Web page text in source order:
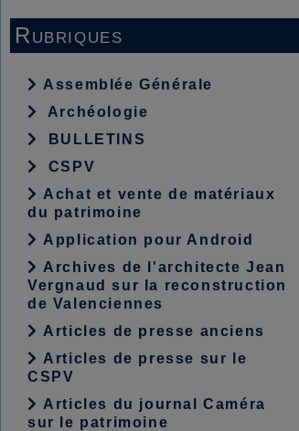
Rubriques
Assemblée Générale
Archéologie
BULLETINS
CSPV
Achat et vente de matériaux
du patrimoine
Application pour Android
Archives de l'architecte Jean
Vergnaud sur la reconstruction
de Valenciennes
Articles de presse anciens
Articles de presse sur le
CSPV
Articles du journal Caméra
sur le patrimoine